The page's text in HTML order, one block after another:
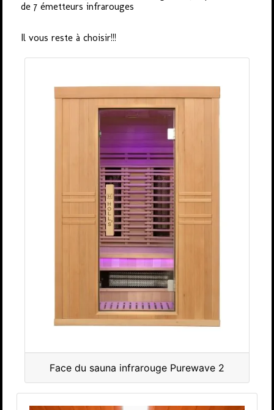
de 7 émetteurs infrarouges
Il vous reste à choisir!!!
Face du sauna infrarouge Purewave 2